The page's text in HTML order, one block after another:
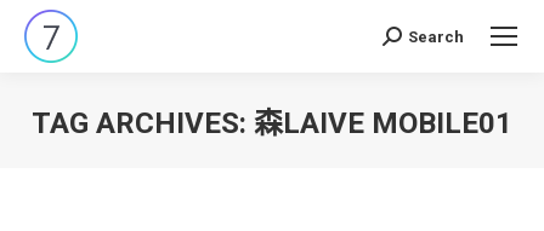
Search:
Search
TAG ARCHIVES: 森LAIVE MOBILE01